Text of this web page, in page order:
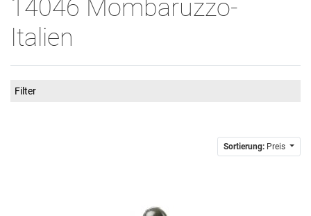
14046 Mombaruzzo-
Italien
Filter
Sortierung: Preis